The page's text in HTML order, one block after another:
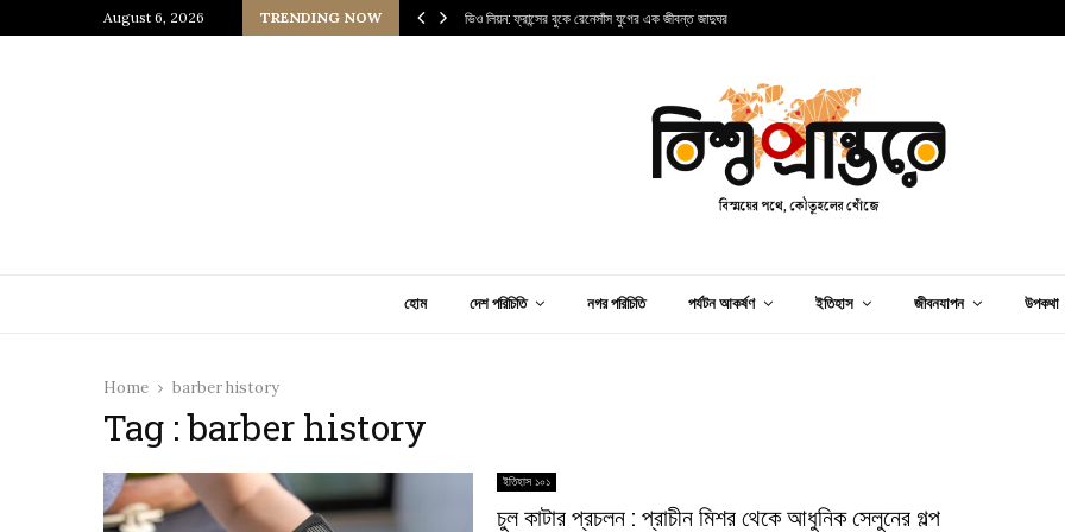
August 6, 2026 TRENDING NOW
জাপানি আধ্যাত্মিকতার ছোঁয়া ভিও লিয়ন: ফ্রান্সের বুকে রেনেসাঁস যুগের এক জীবন্ত জাদুঘর
হোম দেশ পরিচিতি নগর পরিচিতি পর্যটন আকর্ষণ ইতিহাস জীবনযাপন উপকথা
Home barber history
Tag : barber history
ইতিহাস ১০১
চুল কাটার প্রচলন : প্রাচীন মিশর থেকে আধুনিক সেলুনের গল্প